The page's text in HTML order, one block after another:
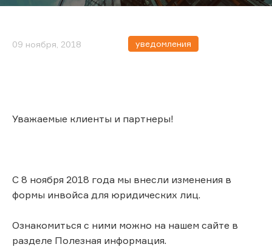
09 ноября, 2018 уведомления
Уважаемые клиенты и партнеры!
С 8 ноября 2018 года мы внесли изменения в
формы инвойса для юридических лиц.
Ознакомиться с ними можно на нашем сайте в
разделе Полезная информация.